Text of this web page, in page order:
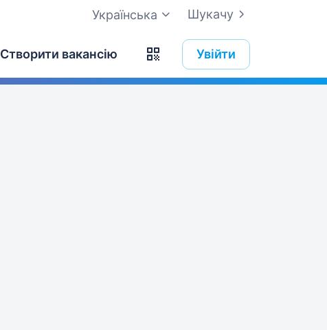
Шукачу
Українська
Створити вакансію Увійти